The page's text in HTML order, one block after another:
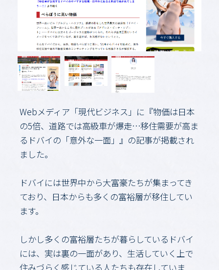
Webメディア「現代ビジネス」に『物価は日本
の5倍、道路では高級車が爆走⋯移住需要が高ま
るドバイの「意外な一面」』の記事が掲載され
ました。
ドバイには世界中から大富豪たちが集まってき
ており、日本からも多くの富裕層が移住してい
ます。
しかし多くの富裕層たちが暮らしているドバイ
には、実は裏の一面があり、生活していく上で
住みづらく感じている人たちも存在していま